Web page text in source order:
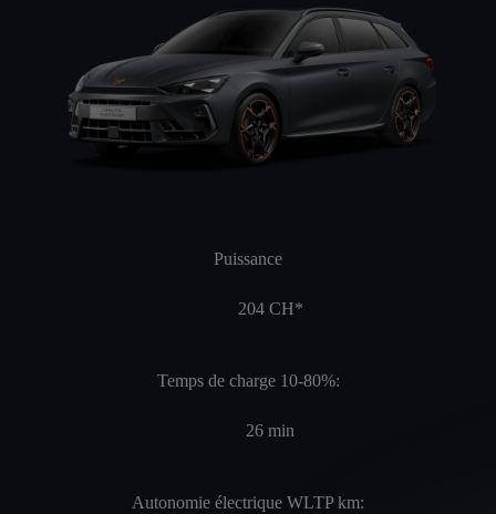
Puissance
204 CH*
Temps de charge 10-80%:
26 min
Autonomie électrique WLTP km: